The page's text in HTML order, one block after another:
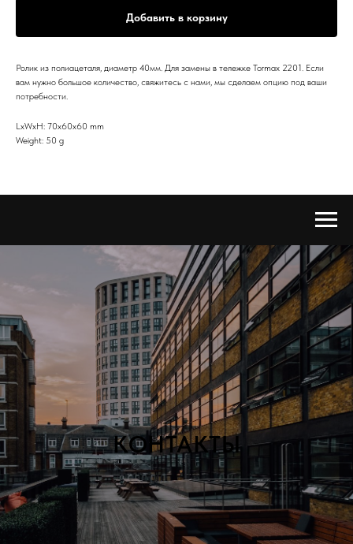
Добавить в корзину
Ролик из полиацеталя, диаметр 40мм. Для замены в тележке Tormax 2201. Если
вам нужно большое количество, свяжитесь с нами, мы сделаем опцию под ваши
потребности.
LxWxH: 70x60x60 mm
Weight: 50 g
КОНТАКТЫ